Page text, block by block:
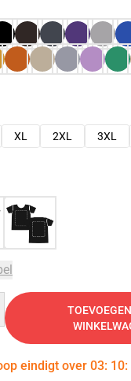
XL 2XL 3XL
eindigt over 03: 10: